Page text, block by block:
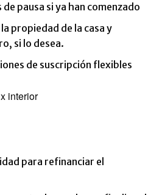
pausa si ya han comenzado
propiedad de la casa y
si lo desea.
de suscripción flexibles
para refinanciar el